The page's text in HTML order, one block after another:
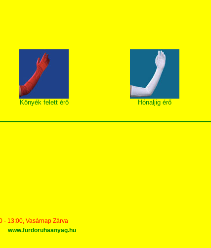
Könyék felett érő Hónaljig érő
- 13:00, Vasárnap Zárva
www.furdoruhaanyag.hu